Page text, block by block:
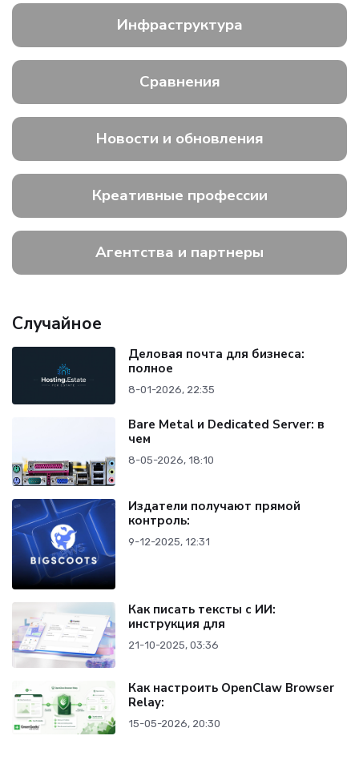
Инфраструктура
Сравнения
Новости и обновления
Креативные профессии
Агентства и партнеры
Случайное
Деловая почта для бизнеса:
полное
8-01-2026, 22:35
Bare Metal и Dedicated Server: в
чем
8-05-2026, 18:10
Издатели получают прямой
контроль:
9-12-2025, 12:31
Как писать тексты с ИИ:
инструкция для
21-10-2025, 03:36
Как настроить OpenClaw Browser
Relay:
15-05-2026, 20:30